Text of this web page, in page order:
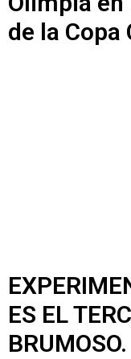
de la
ES EL
BRUMOSO.